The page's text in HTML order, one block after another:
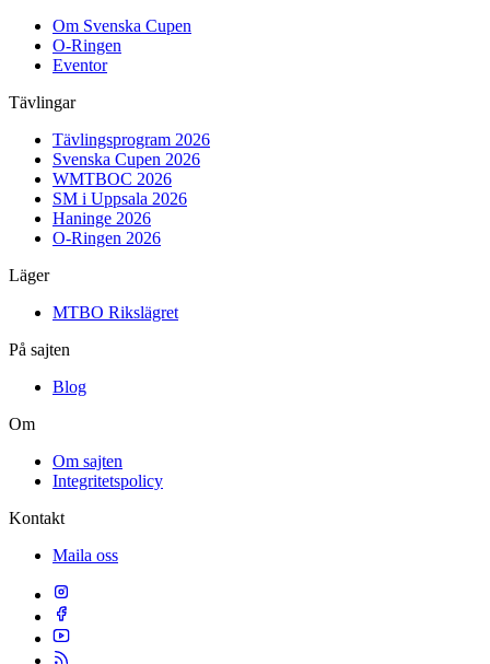
Om Svenska Cupen
O-Ringen
Eventor
Tävlingar
Tävlingsprogram 2026
Svenska Cupen 2026
WMTBOC 2026
SM i Uppsala 2026
Haninge 2026
O-Ringen 2026
Läger
MTBO Rikslägret
På sajten
Blog
Om
Om sajten
Integritetspolicy
Kontakt
Maila oss